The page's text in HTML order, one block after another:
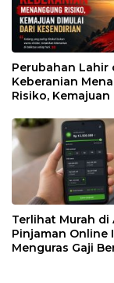
Perubahan Lahir
Keberanian
Risiko, Kemajuan
Terlihat Murah di
Pinjaman Online
Menguras Gaji